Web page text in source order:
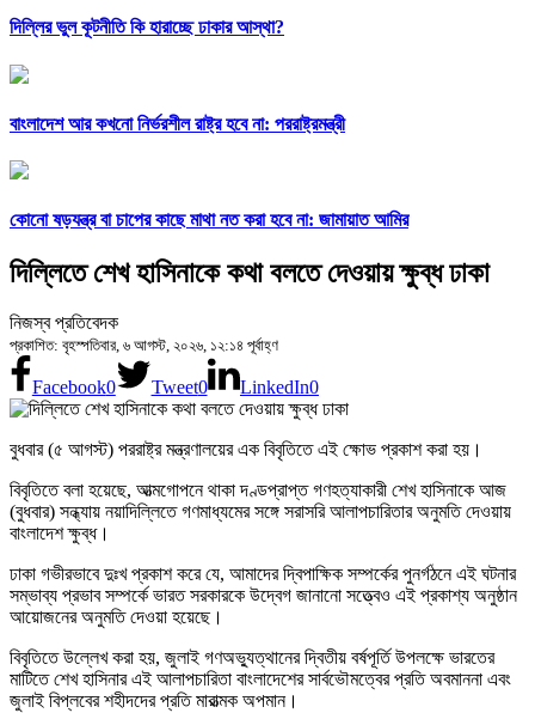
দিল্লির ভুল কূটনীতি কি হারাচ্ছে ঢাকার আস্থা?
বাংলাদেশ আর কখনো নির্ভরশীল রাষ্ট্র হবে না: পররাষ্ট্রমন্ত্রী
কোনো ষড়যন্ত্র বা চাপের কাছে মাথা নত করা হবে না: জামায়াত আমির
দিল্লিতে শেখ হাসিনাকে কথা বলতে দেওয়ায় ক্ষুব্ধ ঢাকা
নিজস্ব প্রতিবেদক
প্রকাশিত: বৃহস্পতিবার, ৬ আগস্ট, ২০২৬, ১২:১৪ পূর্বাহ্ণ
Facebook0 Tweet0 LinkedIn0
বুধবার (৫ আগস্ট) পররাষ্ট্র মন্ত্রণালয়ের এক বিবৃতিতে এই ক্ষোভ প্রকাশ করা হয়।
বিবৃতিতে বলা হয়েছে, আত্মগোপনে থাকা দণ্ডপ্রাপ্ত গণহত্যাকারী শেখ হাসিনাকে আজ
(বুধবার) সন্ধ্যায় নয়াদিল্লিতে গণমাধ্যমের সঙ্গে সরাসরি আলাপচারিতার অনুমতি দেওয়ায়
বাংলাদেশ ক্ষুব্ধ।
ঢাকা গভীরভাবে দুঃখ প্রকাশ করে যে, আমাদের দ্বিপাক্ষিক সম্পর্কের পুনর্গঠনে এই ঘটনার
সম্ভাব্য প্রভাব সম্পর্কে ভারত সরকারকে উদ্বেগ জানানো সত্ত্বেও এই প্রকাশ্য অনুষ্ঠান
আয়োজনের অনুমতি দেওয়া হয়েছে।
বিবৃতিতে উল্লেখ করা হয়, জুলাই গণঅভ্যুত্থানের দ্বিতীয় বর্ষপূর্তি উপলক্ষে ভারতের
মাটিতে শেখ হাসিনার এই আলাপচারিতা বাংলাদেশের সার্বভৌমত্বের প্রতি অবমাননা এবং
জুলাই বিপ্লবের শহীদদের প্রতি মারাত্মক অপমান।